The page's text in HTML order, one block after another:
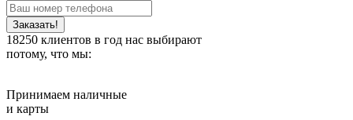
Заказать!
18250 клиентов в год нас выбирают
потому, что мы:
Принимаем наличные
и карты